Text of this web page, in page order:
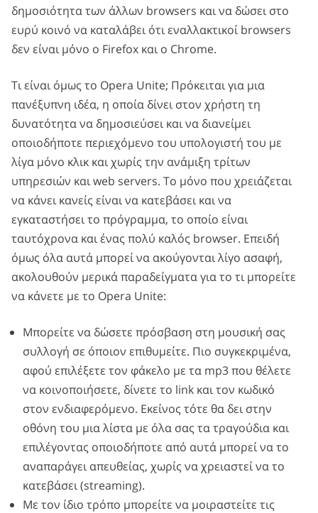
δημοσιότητα των άλλων browsers και να δώσει στο
ευρύ κοινό να καταλάβει ότι εναλλακτικοί browsers
δεν είναι μόνο ο Firefox και ο Chrome.
Τι είναι όμως το Opera Unite; Πρόκειται για μια
πανέξυπνη ιδέα, η οποία δίνει στον χρήστη τη
δυνατότητα να δημοσιεύσει και να διανείμει
οποιοδήποτε περιεχόμενο του υπολογιστή του με
λίγα μόνο κλικ και χωρίς την ανάμιξη τρίτων
υπηρεσιών και web servers. Το μόνο που χρειάζεται
να κάνει κανείς είναι να κατεβάσει και να
εγκαταστήσει το πρόγραμμα, το οποίο είναι
ταυτόχρονα και ένας πολύ καλός browser. Επειδή
όμως όλα αυτά μπορεί να ακούγονται λίγο ασαφή,
ακολουθούν μερικά παραδείγματα για το τι μπορείτε
να κάνετε με το Opera Unite:
Μπορείτε να δώσετε πρόσβαση στη μουσική σας
συλλογή σε όποιον επιθυμείτε. Πιο συγκεκριμένα,
αφού επιλέξετε τον φάκελο με τα mp3 που θέλετε
να κοινοποιήσετε, δίνετε το link και τον κωδικό
στον ενδιαφερόμενο. Εκείνος τότε θα δει στην
οθόνη του μια λίστα με όλα σας τα τραγούδια και
επιλέγοντας οποιοδήποτε από αυτά μπορεί να το
αναπαράγει απευθείας, χωρίς να χρειαστεί να το
κατεβάσει (streaming).
Με τον ίδιο τρόπο μπορείτε να μοιραστείτε τις